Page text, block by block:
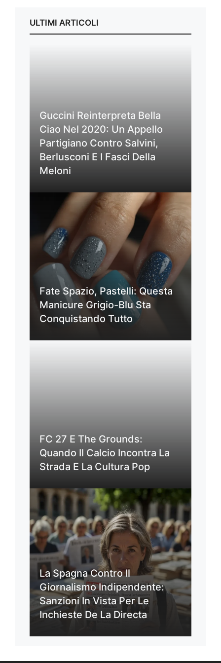
ULTIMI ARTICOLI
Guccini Reinterpreta Bella
Ciao Nel 2020: Un Appello
Partigiano Contro Salvini,
Berlusconi E I Fasci Della
Meloni
Fate Spazio, Pastelli: Questa
Manicure Grigio-Blu Sta
Conquistando Tutto
FC 27 E The Grounds:
Quando Il Calcio Incontra La
Strada E La Cultura Pop
La Spagna Contro Il
Giornalismo Indipendente:
Sanzioni In Vista Per Le
Inchieste De La Directa